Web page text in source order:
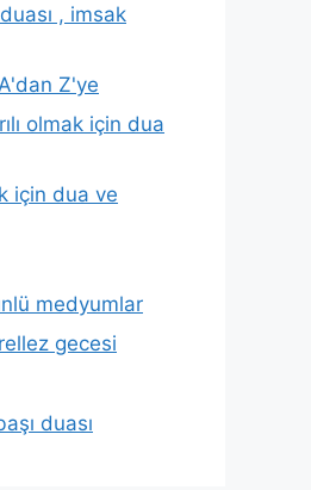
, imsak
Z'ye
olmak için dua
için dua ve
medyumlar
gecesi
duası